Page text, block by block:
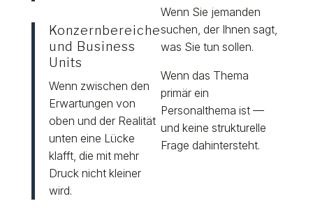
Konzernbereiche
und Business
Units
Wenn zwischen den
Erwartungen von
oben und der Realität
unten eine Lücke
klafft, die mit mehr
Druck nicht kleiner
wird.
Wenn Sie jemanden
suchen, der Ihnen sagt,
was Sie tun sollen.
Wenn das Thema
primär ein
Personalthema ist —
und keine strukturelle
Frage dahintersteht.